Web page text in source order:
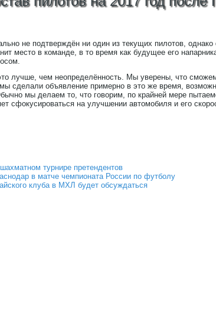
не подтверждён ни один из текущих пилотов,
место в команде, в то время как будущее его
лучше, чем неопределённость. Мы уверены, что
сделали объявление примерно в это же время,
мы делаем то, что говорим, по крайней мере
сфокусироваться на улучшении автомобиля и его
турнире претендентов
в матче чемпионата России по футболу
клуба в МХЛ будет обсуждаться